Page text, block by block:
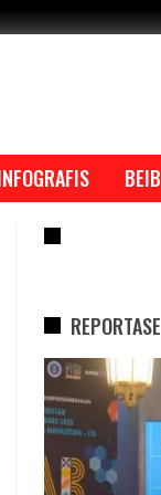
BEIB
REPORTASE